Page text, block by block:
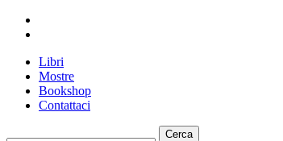
Libri
Mostre
Bookshop
Contattaci
Cerca